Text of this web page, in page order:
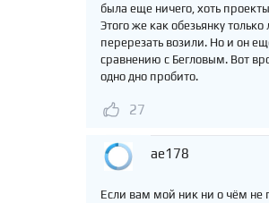
была еще ничего, хоть
Этого же как обезьянку только
перерезать возили. Но и он
сравнению с Бегловым. Вот
одно дно пробито.
27
ae178
Если вам мой ник ни о чём не